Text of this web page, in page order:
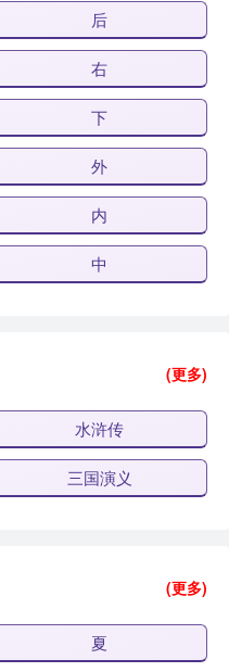
后
右
下
外
内
中
(更多)
水浒传
三国演义
(更多)
夏